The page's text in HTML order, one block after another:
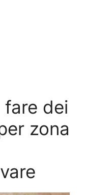
fare dei
zona